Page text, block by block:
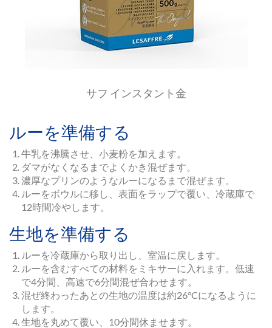
サフ インスタント金
ルーを準備する
牛乳を沸騰させ、小麦粉を加えます。
ダマがなくなるまでよくかき混ぜます。
濃厚なプリンのようなルーになるまで混ぜます。
ルーをボウルに移し、表面をラップで覆い、冷蔵庫で
12時間冷やします。
生地を準備する
ルーを冷蔵庫から取り出し、室温に戻します。
ルーを含むすべての材料をミキサーに入れます。低速
で4分間、高速で6分間混ぜ合わせます。
混ぜ終わったあとの生地の温度は約26°Cになるように
します。
生地を丸めて覆い、10分間休ませます。